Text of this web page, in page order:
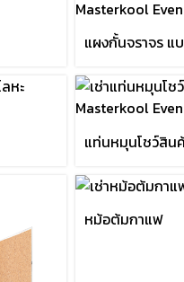
แผงกั้นจราจร
แท่นหมุนโชว์สิน
หม้อต้มกาแฟ